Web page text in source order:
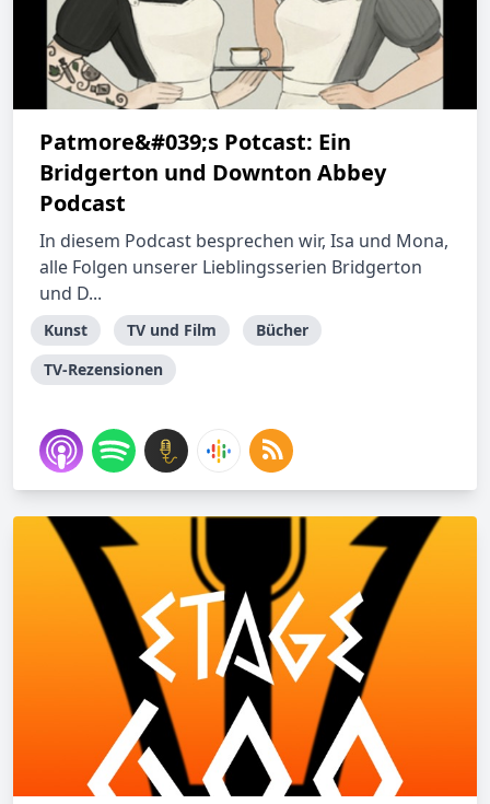
Patmore&#039;s Potcast: Ein
Bridgerton und Downton Abbey
Podcast
In diesem Podcast besprechen wir, Isa und Mona,
alle Folgen unserer Lieblingsserien Bridgerton
und D...
Kunst TV und Film
Bücher
TV-Rezensionen